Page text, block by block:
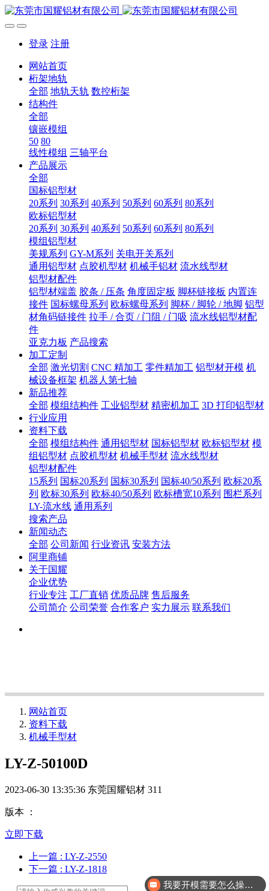
登录 注册
网站首页
桁架地轨
全部 地轨天轨 数控桁架
结构件
全部
镶嵌模组
50 80
线性模组 三轴平台
产品展示
全部
国标铝型材
20系列 30系列 40系列 50系列 60系列 80系列
欧标铝型材
20系列 30系列 40系列 50系列 60系列 80系列
模组铝型材
美规系列 GY-M系列 关电开关系列
通用铝型材 点胶机型材 机械手铝材 流水线型材
铝型材配件
铝型材端盖 胶条 / 压条 角度固定板 脚杯链接板 内置连
接件 国标螺母系列 欧标螺母系列 脚杯 / 脚轮 / 地脚 铝型
材角码链接件 拉手 / 合页 / 门阻 / 门吸 流水线铝型材配
件
亚克力板 产品搜索
加工定制
全部 激光切割 CNC 精加工 零件精加工 铝型材开模 机
械设备框架 机器人第七轴
新品推荐
全部 模组结构件 工业铝型材 精密机加工 3D 打印铝型材
行业应用
资料下载
全部 模组结构件 通用铝型材 国标铝型材 欧标铝型材 模
组铝型材 点胶机型材 机械手型材 流水线型材
铝型材配件
15系列 国标20系列 国标30系列 国标40/50系列 欧标20系
列 欧标30系列 欧标40/50系列 欧标槽宽10系列 围栏系列
LY-流水线 通用系列
搜索产品
新闻动态
全部 公司新闻 行业资讯 安装方法
阿里商铺
关于国耀
企业优势
行业专注 工厂直销 优质品牌 售后服务
公司简介 公司荣誉 合作客户 实力展示 联系我们
网站首页
资料下载
机械手型材
LY-Z-50100D
2023-06-30 13:35:36 东莞国耀铝材 311
版本 ：
立即下载
上一篇 : LY-Z-2550
下一篇 : LY-Z-1818
我要开模需要怎么操作？